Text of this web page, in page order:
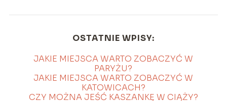
OSTATNIE WPISY:
JAKIE MIEJSCA WARTO ZOBACZYĆ W
PARYŻU?
JAKIE MIEJSCA WARTO ZOBACZYĆ W
KATOWICACH?
CZY MOŻNA JEŚĆ KASZANKĘ W CIĄŻY?